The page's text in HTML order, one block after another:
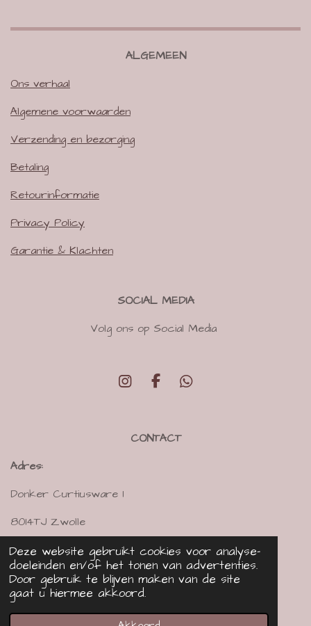
Deze website gebruikt cookies voor analyse-
doeleinden en/of het tonen van advertenties.
Door gebruik te blijven maken van de site
gaat u hiermee akkoord.
ALGEMEEN
Ons verhaal
Algemene voorwaarden
Verzending en bezorging
Betaling
Retourinformatie
Privacy Policy
Garantie & Klachten
SOCIAL MEDIA
Volg ons op Social Media
I
F
b
W
CONTACT
Adres:
Donker Curtiusware 1
8014TJ Zwolle
Mail:info@tinylittlekoala.nl
Tel:0644639460
KVK:
NL003852937B73